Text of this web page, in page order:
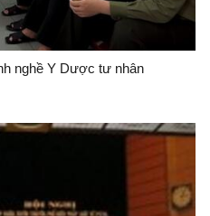
nghề Y Dược tư nhân